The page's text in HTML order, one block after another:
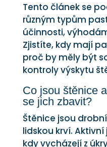
Tento článek se
různým typům
účinnosti,
Zjistíte, kdy mají
proč by měly být
kontroly výskytu
Co jsou štěnice
se jich zbavit?
Štěnice jsou
lidskou krví.
kdy vycházejí z